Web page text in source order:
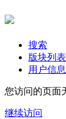
搜索
版块列表
用户信息
您访问的页面
继续访问